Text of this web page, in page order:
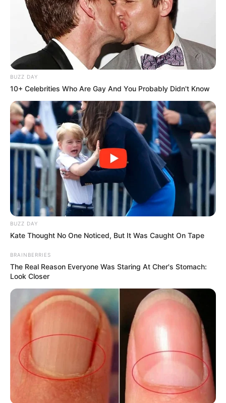
Συνελήφθη ασθενής
Τελευταία νέα
φωτιά σε δάσος στα Βριλήσσια
Σκιάθος: 15χρονος κατήγγειλε 17χρονο
για σεξουαλική κακοποίηση – Τον
απειλούσε ότι θα ανέβαζε βίντεο στο
διαδίκτυο
Διαρρήξεις τον Αύγουστο: Καρέ-καρέ η
Δράση των Συμμοριών
οδήγησε στη σύλληψη φυγόποινου με
Δείτε όλες τις τελευταίες
από την Ελλάδα και
τον Κόσμο, τη στιγμή που συμβαίνουν, στο
Newstok.gr
BUZZ DAY
10+ Celebrities Who Are Gay And You Probably Didn't Know
BUZZ DAY
Kate Thought No One Noticed, But It Was Caught On Tape
BRAINBERRIES
The Real Reason Everyone Was Staring At Cher's Stomach:
Look Closer